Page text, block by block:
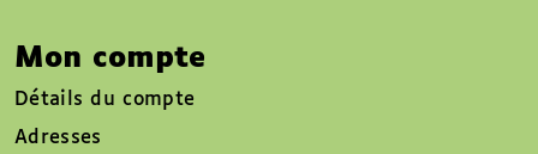
Mon compte
Détails du compte
Adresses